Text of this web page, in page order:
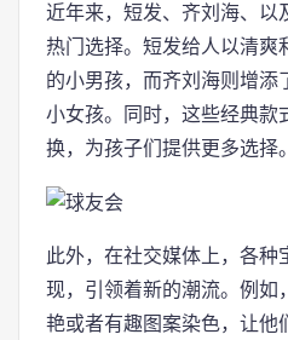
近年来，短发、齐刘海、以
热门选择。短发给人以清爽
的小男孩，而齐刘海则增
小女孩。同时，这些经典款
换，为孩子们提供更多选择。
此外，在社交媒体上，各
现，引领着新的潮流。例如
艳或者有趣图案染色，让他